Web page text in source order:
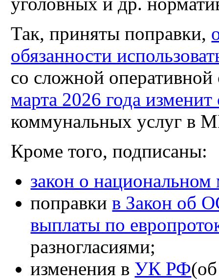
Так, приняты поправки,
обязанности
со сложной
марта 2026 года
коммунальных услуг в
Кроме того, подписаны:
закон о национальном
поправкив Закон об
выплаты по
разногласиями;
изменения в УК РФ